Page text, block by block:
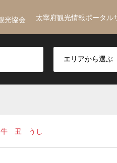
太宰府観光情報ポータル
牛 丑 うし